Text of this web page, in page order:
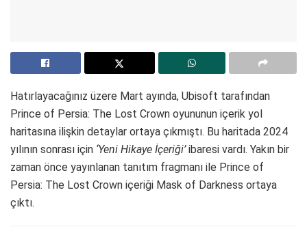
Hatırlayacağınız üzere Mart ayında, Ubisoft tarafından
Prince of Persia: The Lost Crown oyununun içerik yol
haritasına ilişkin detaylar ortaya çıkmıştı. Bu haritada 2024
yılının sonrası için ‘Yeni Hikaye İçeriği’ibaresi vardı. Yakın bir
zaman önce yayınlanan tanıtım fragmanı ile Prince of
Persia: The Lost Crown içeriği Mask of Darkness ortaya
çıktı.